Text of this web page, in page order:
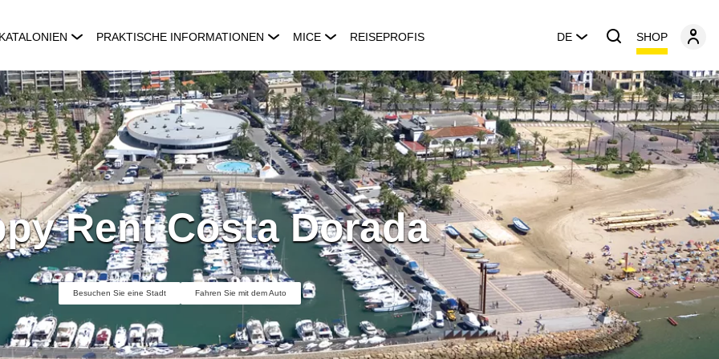
PRAKTISCHE INFORMATIONEN MICE REISEPROFIS DE SHOP
Rent Costa Dorada
Besuchen Sie eine Stadt Fahren Sie mit dem Auto